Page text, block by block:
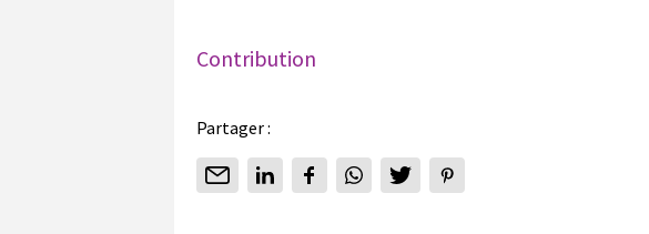
Contribution
Partager :